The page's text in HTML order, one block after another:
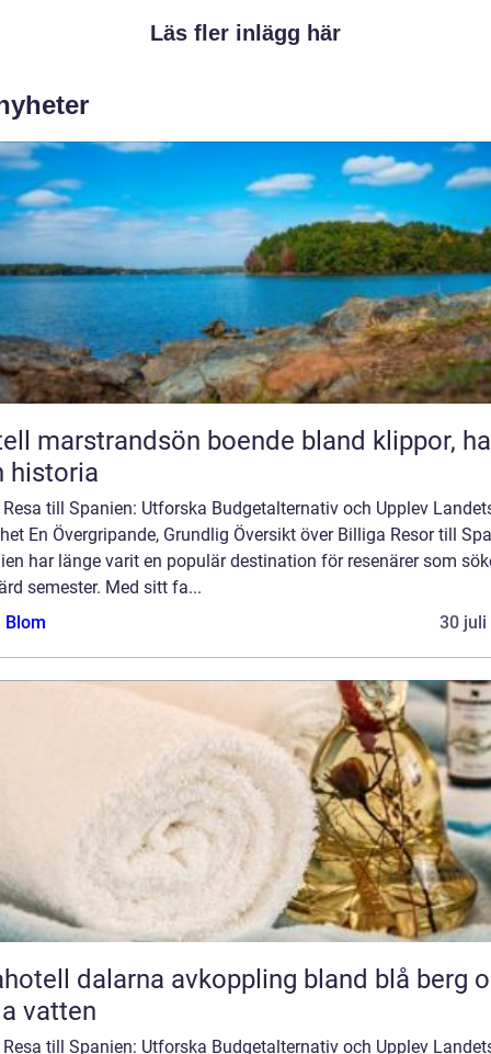
Läs fler inlägg här
boende bland klippor, hav
historia
till Spanien: Utforska Budgetalternativ och Upplev
En Övergripande, Grundlig Översikt över Billiga Resor till
har länge varit en populär destination för resenärer som
semester. Med sitt fa...
Blom
30 juli
avkoppling bland blå berg och
vatten
till Spanien: Utforska Budgetalternativ och Upplev